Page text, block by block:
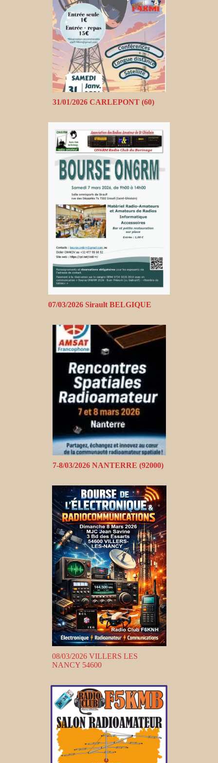
31/01/2026 CARLEPONT (60)
07/03/2026 Sirault BELGIQUE
7-8/03/2026 NANTERRE (92000)
08/03/2026 VILLERS LES
NANCY 54600